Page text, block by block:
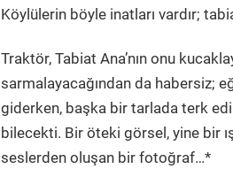
Köylülerin böyle inatları vardır;
Traktör, Tabiat Ana’nın onu
sarmalayacağından da habersiz;
giderken, başka bir tarlada terk
bilecekti. Bir öteki görsel, yine bir
seslerden oluşan bir fotoğraf…*